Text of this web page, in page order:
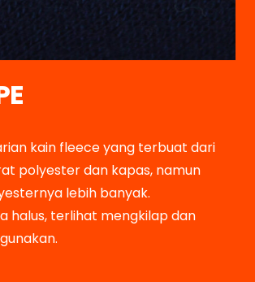
kain fleece yang terbuat dari
polyester dan kapas, namun
lebih banyak.
halus, terlihat mengkilap dan